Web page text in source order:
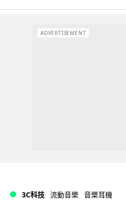
ADVERTISEMENT
3C科技 流動音樂 音樂耳機